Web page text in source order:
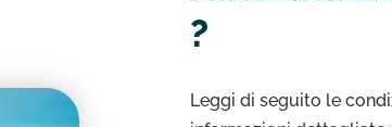
?
Leggi di seguito le